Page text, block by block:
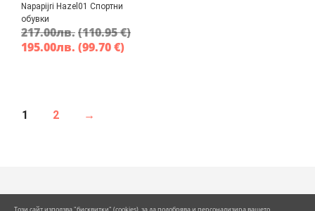
Napapijri Hazel01 Спортни
обувки
217.00лв.(110.95 €)
195.00лв. (99.70 €)
1 2 →